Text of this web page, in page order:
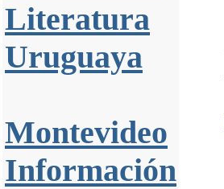
Literatura
Uruguaya
Montevideo
Información